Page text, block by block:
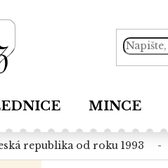
MINCE
republika od roku 1993